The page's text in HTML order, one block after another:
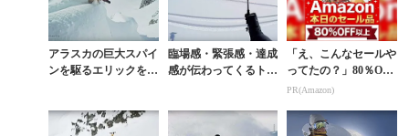
アラスカの巨大スパイ
ンを駆るエリックを追
臨場感・緊張感・達成
感が伝わってくるトラ
「え、こんなセールや
ってたの？」80％OFF
以上が続々登場！Am
PR(Amazon)